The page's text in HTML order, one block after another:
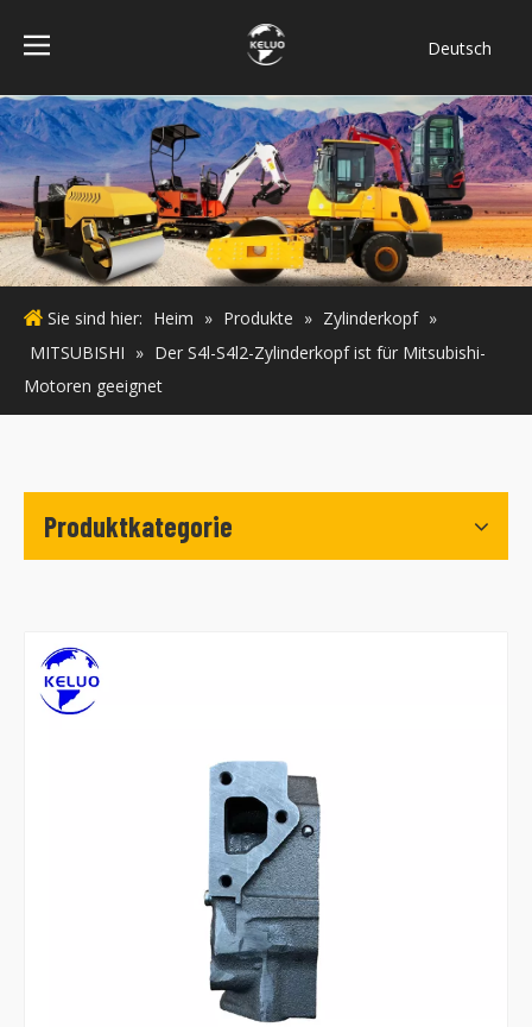
Deutsch
Bahasa
indonesia
Türk dili
ไทย
Italiano
Português
Español
Pусский
Sie sind hier: Heim » Produkte » Zylinderkopf »
MITSUBISHI » Der S4l-S4l2-Zylinderkopf ist für Mitsubishi-
Motoren geeignet
Produktkategorie